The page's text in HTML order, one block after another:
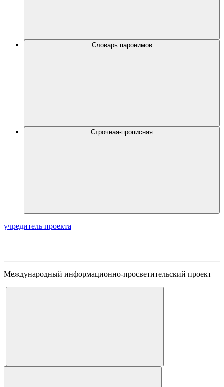
Словарь паронимов
Строчная-прописная
учредитель проекта
Международный информационно-просветительский проект